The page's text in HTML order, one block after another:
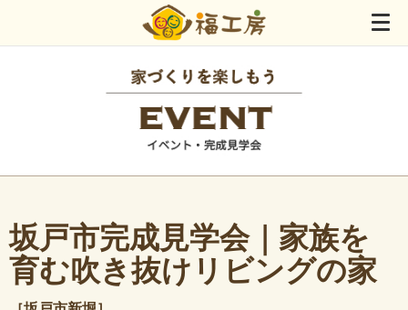
坂戸市完成見学会｜家族を
育む吹き抜けリビングの家